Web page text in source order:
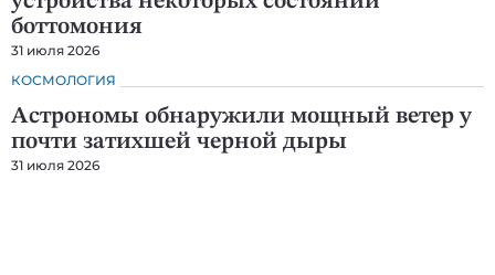
боттомония
31 июля 2026
КОСМОЛОГИЯ
Астрономы обнаружили мощный ветер у
почти затихшей черной дыры
31 июля 2026